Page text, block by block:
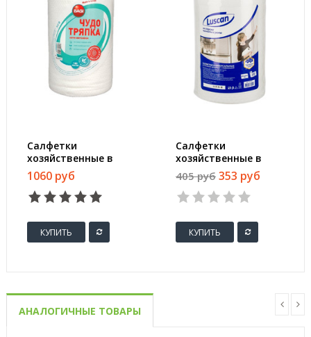
Салфетки
хозяйственные в
рулоне Bagi Чудо-
тряпка Анти-
Ворсинки вискоза
1060 руб
КУПИТЬ
Салфетки
хозяйственные в
рулоне Luscan
вискоза 25.5x20.5 см
140 листов
405 руб 353 руб
КУПИТЬ
АНАЛОГИЧНЫЕ ТОВАРЫ